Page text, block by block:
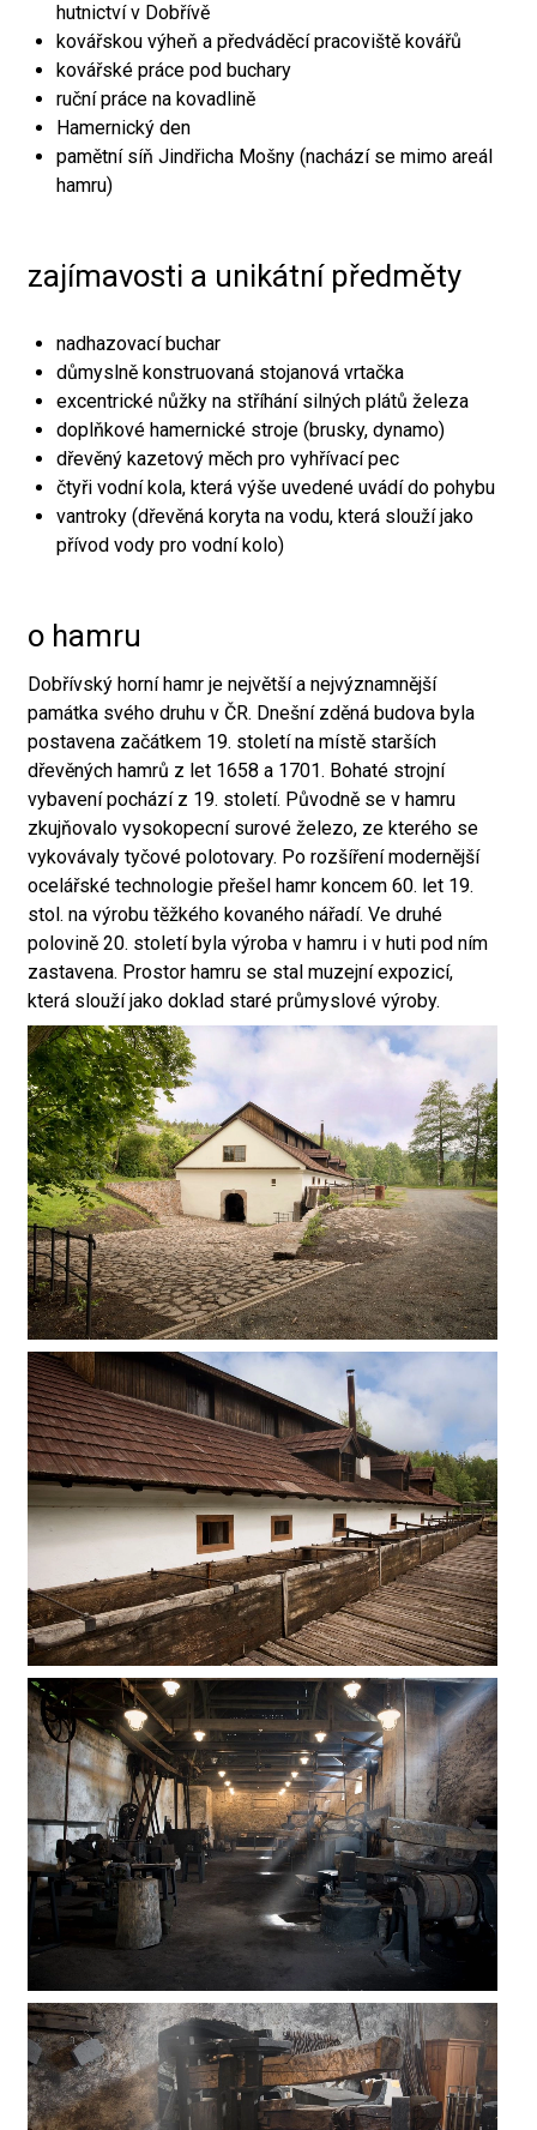
hutnictví v Dobřívě
kovářskou výheň a předváděcí pracoviště kovářů
kovářské práce pod buchary
ruční práce na kovadlině
Hamernický den
pamětní síň Jindřicha Mošny (nachází se mimo areál
hamru)
zajímavosti a unikátní předměty
nadhazovací buchar
důmyslně konstruovaná stojanová vrtačka
excentrické nůžky na stříhání silných plátů železa
doplňkové hamernické stroje (brusky, dynamo)
dřevěný kazetový měch pro vyhřívací pec
čtyři vodní kola, která výše uvedené uvádí do pohybu
vantroky (dřevěná koryta na vodu, která slouží jako
přívod vody pro vodní kolo)
o hamru
Dobřívský horní hamr je největší a nejvýznamnější
památka svého druhu v ČR. Dnešní zděná budova byla
postavena začátkem 19. století na místě starších
dřevěných hamrů z let 1658 a 1701. Bohaté strojní
vybavení pochází z 19. století. Původně se v hamru
zkujňovalo vysokopecní surové železo, ze kterého se
vykovávaly tyčové polotovary. Po rozšíření modernější
ocelářské technologie přešel hamr koncem 60. let 19.
stol. na výrobu těžkého kovaného nářadí. Ve druhé
polovině 20. století byla výroba v hamru i v huti pod ním
zastavena. Prostor hamru se stal muzejní expozicí,
která slouží jako doklad staré průmyslové výroby.